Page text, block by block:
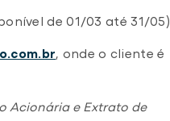
de 01/03 até 31/05)
, onde o cliente é
Acionária e Extrato de